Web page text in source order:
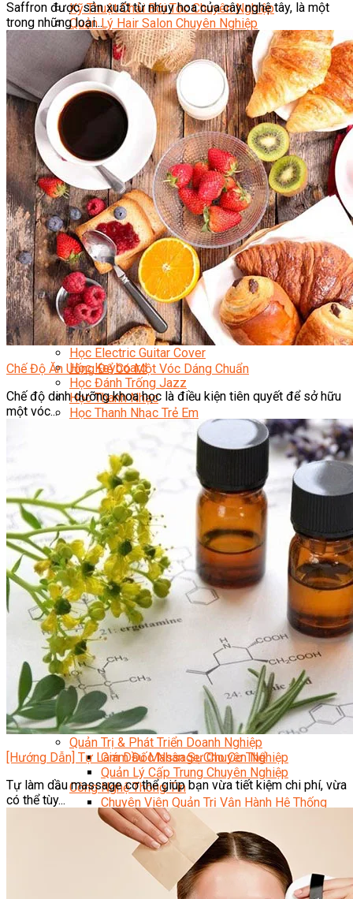
Kỹ Thuật Chải Bới Tóc Chuyên Nghiệp
Quản Lý Hair Salon Chuyên Nghiệp
Nối Mi Chuyên Nghiệp
Quản Lý Nail Salon Chuyên Nghiệp
Kỹ Thuật Nhuộm – Uốn – Duỗi
Nail Salon Định Cư
Kinh Doanh Nail Box
Train The Trainer – Chuyên Ngành Nail
Chăm Sóc Mẹ Và Bé
Gội Đầu Dưỡng Sinh Và Massage Thư Giãn
Marketing Online Ngành Chăm Sóc Sắc Đẹp
Chuyên Đề Chăm Sóc Sắc Đẹp
Âm Nhạc
Nhạc Công Chuyên Nghiệp
Ca Sĩ Chuyên Nghiệp
Học Đàn Violin
Học Violin Cover
Học Đàn Piano
Học Piano Đệm Hát
Học Piano Trẻ Em
Học Đàn Guitar
Học Guitar Đệm Hát
Học Electric Guitar (Guitar Điện)
Học Electric Guitar Cover
Học Keyboard
Học Đánh Trống Jazz
Học Thanh Nhạc
Học Thanh Nhạc Trẻ Em
Học Hát Hay Như Thần Tượng
Học Nhảy Hiện Đại
Chuyên Đề Tiktok Dance
Kỹ Thuật – Công Nghệ
Kỹ Thuật Viên Điện – Nước – Điện Lạnh Dân Dụng
Kỹ Thuật Viên Điện Lạnh Ô Tô
Kỹ Thuật Viên Điện – Điện Tử Ô Tô Cơ Bản
Kỹ Thuật Viên Điện Lạnh Dân Dụng
Kỹ Thuật Viên Điện Dân Dụng
Kỹ Thuật Viên Điện Công Nghiệp
Nghiệp Vụ Tư Vấn & Giám Sát MEP
Sửa Chữa Điện Lạnh Dân Dụng
Chuyên Viên Chẩn Đoán ECU
Kỹ Thuật Viên Đại Tu Hộp Số Tự Động Chuyên Sâu
Kỹ Thuật Quấn Dây Và Sửa Chữa Máy Điện
Thiết Kế Lắp Đặt Hệ Thống Điện Năng Lượng Mặt
Trời
Kỹ Thuật Viên Điện Tử Chuyên Ngành Điện – Điện
Lạnh Dân Dụng
Ngành Khác
Quản Trị & Phát Triển Doanh Nghiệp
Giám Đốc Nhân Sự Chuyên Nghiệp
Quản Lý Cấp Trung Chuyên Nghiệp
Công Nghệ Thông Tin
Chuyên Viên Quản Trị Vận Hành Hệ Thống
An Ninh Mạng (Network Security)
Chuyên Viên Quản Trị Hệ Thống Và An Ninh
Quản Trị Hệ Thống Linux
Quản Trị Vận Hành Microsoft Azure
Data Analyst (Phân Tích Dữ Liệu)
Saffron được sản xuất từ nhụy hoa của cây nghệ tây, là một
trong những loại...
Chế Độ Ăn Uống Để Có Một Vóc Dáng Chuẩn
Chế độ dinh dưỡng khoa học là điều kiện tiên quyết để sở hữu
một vóc...
[Hướng Dẫn] Tự Làm Dầu Massage Cho Cơ Thể
Tự làm dầu massage cơ thể giúp bạn vừa tiết kiệm chi phí, vừa
có thể tùy...